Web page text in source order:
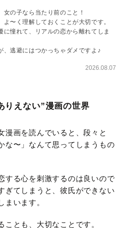
の子なら当たり前のこと！
〜く理解しておくことが大切です。
憧れて、リアルの恋から離れてしま
、逃避にはつかっちゃダメですよ♪
2026.08.07
りえない”漫画の世界
漫画を読んでいると、段々と
な〜」なんて思ってしまうもの
する心を刺激するのは良いので
ぎてしまうと、彼氏ができない
まいます。
とも、大切なことです。